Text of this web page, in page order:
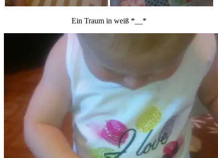
Ein Traum in weiß *__*